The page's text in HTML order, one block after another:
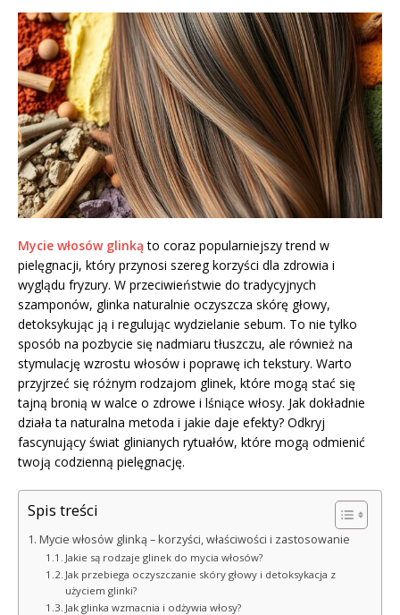
Mycie włosów glinką to coraz popularniejszy trend w
pielęgnacji, który przynosi szereg korzyści dla zdrowia i
wyglądu fryzury. W przeciwieństwie do tradycyjnych
szamponów, glinka naturalnie oczyszcza skórę głowy,
detoksykując ją i regulując wydzielanie sebum. To nie tylko
sposób na pozbycie się nadmiaru tłuszczu, ale również na
stymulację wzrostu włosów i poprawę ich tekstury. Warto
przyjrzeć się różnym rodzajom glinek, które mogą stać się
tajną bronią w walce o zdrowe i lśniące włosy. Jak dokładnie
działa ta naturalna metoda i jakie daje efekty? Odkryj
fascynujący świat glinianych rytuałów, które mogą odmienić
twoją codzienną pielęgnację.
Spis treści
Mycie włosów glinką – korzyści, właściwości i zastosowanie
Jakie są rodzaje glinek do mycia włosów?
Jak przebiega oczyszczanie skóry głowy i detoksykacja z
użyciem glinki?
Jak glinka wzmacnia i odżywia włosy?